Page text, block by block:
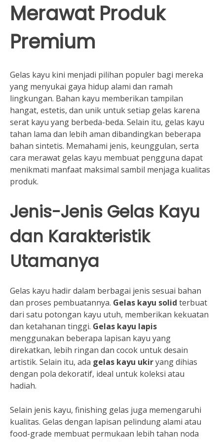
Merawat Produk
Premium
Gelas kayu kini menjadi pilihan populer bagi mereka
yang menyukai gaya hidup alami dan ramah
lingkungan. Bahan kayu memberikan tampilan
hangat, estetis, dan unik untuk setiap gelas karena
serat kayu yang berbeda-beda. Selain itu, gelas kayu
tahan lama dan lebih aman dibandingkan beberapa
bahan sintetis. Memahami jenis, keunggulan, serta
cara merawat gelas kayu membuat pengguna dapat
menikmati manfaat maksimal sambil menjaga kualitas
produk.
Jenis-Jenis Gelas Kayu
dan Karakteristik
Utamanya
Gelas kayu hadir dalam berbagai jenis sesuai bahan
dan proses pembuatannya. Gelas kayu solid terbuat
dari satu potongan kayu utuh, memberikan kekuatan
dan ketahanan tinggi. Gelas kayu lapis
menggunakan beberapa lapisan kayu yang
direkatkan, lebih ringan dan cocok untuk desain
artistik. Selain itu, ada gelas kayu ukiryang dihias
dengan pola dekoratif, ideal untuk koleksi atau
hadiah.
Selain jenis kayu, finishing gelas juga memengaruhi
kualitas. Gelas dengan lapisan pelindung alami atau
food-grade membuat permukaan lebih tahan noda